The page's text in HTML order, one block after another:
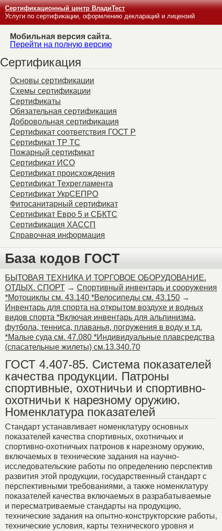
Сертификационный центр ВладиТест
Услуги по сертификации, оформлению деклараций и лицензий
Мобильная версия сайта.
Перейти на полную версию
Сертификация
Основы сертификации
Схемы сертификации
Сертификаты
Обязательная сертификация
Добровольная сертификация
Сертификат соответствия ГОСТ Р
Сертификат ТР ТС
Пожарный сертификат
Сертификат ИСО
Сертификат происхождения
Сертификат Техрегламента
Сертификат УкрСЕПРО
Фитосанитарный сертификат
Сертификат Евро 5 и СБКТС
Сертификация ХАССП
Справочная информация
База кодов ГОСТ
БЫТОВАЯ ТЕХНИКА И ТОРГОВОЕ ОБОРУДОВАНИЕ.
ОТДЫХ. СПОРТ → Спортивный инвентарь и сооружения
*Мотоциклы см. 43.140 *Велосипеды см. 43.150 →
Инвентарь для спорта на открытом воздухе и водных
видов спорта *Включая инвентарь для альпинизма,
футбола, тенниса, плаванья, погружения в воду и т.д.
*Малые суда см. 47.080 *Индивидуальные плавсредства
(спасательные жилеты) см.13.340.70
ГОСТ 4.407-85. Система показателей
качества продукции. Патроны
спортивные, охотничьи и спортивно-
охотничьи к нарезному оружию.
Номенклатура показателей
Стандарт устанавливает номенклатуру основных
показателей качества спортивных, охотничьих и
спортивно-охотничьих патронов к нарезному оружию,
включаемых в технические задания на научно-
исследовательские работы по определению перспектив
развития этой продукции, государственный стандарт с
перспективными требованиями, а также номенклатуру
показателей качества включаемых в разрабатываемые
и пересматриваемые стандарты на продукцию,
технические задания на опытно-конструкторские работы,
технические условия, карты технического уровня и